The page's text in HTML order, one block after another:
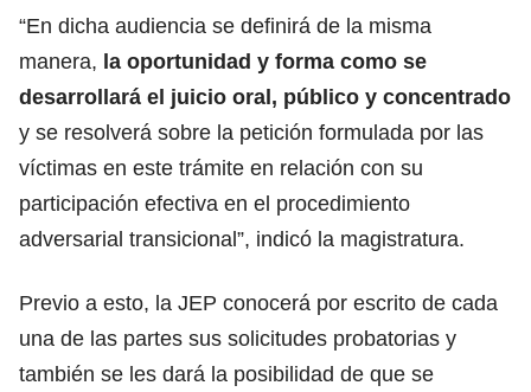
“En dicha audiencia se definirá de la misma
manera, la oportunidad y forma como se
desarrollará el juicio oral, público y concentrado
y se resolverá sobre la petición formulada por las
víctimas en este trámite en relación con su
participación efectiva en el procedimiento
adversarial transicional”, indicó la magistratura.
Previo a esto, la JEP conocerá por escrito de cada
una de las partes sus solicitudes probatorias y
también se les dará la posibilidad de que se